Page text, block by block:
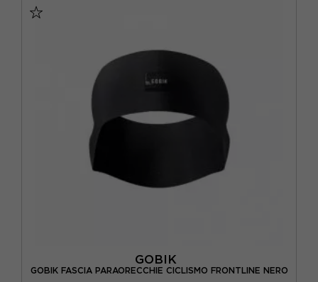
GOBIK
GOBIK FASCIA PARAORECCHIE CICLISMO FRONTLINE NERO